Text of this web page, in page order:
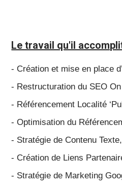
Le travail qu'il
- Création et mise en place
- Restructuration du SEO
- Référencement Localité
- Optimisation du
- Stratégie de Contenu
- Création de Liens
- Stratégie de Marketing